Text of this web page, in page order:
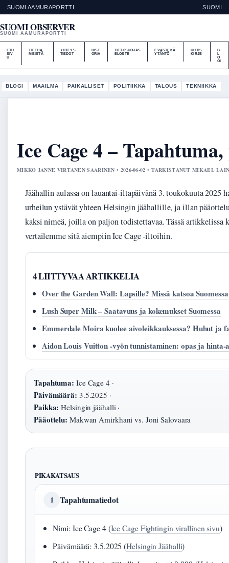
SUOMI AAMURAPORTTI SUOMI
SUOMI OBSERVER
SUOMI AAMURAPORTTI
ETU
SIV
U
TIETOA
MEISTÄ
YHTEYS
TIEDOT
HIST
ORIA
TIETOSUOJAS
ELOSTE
EVÄSTEKÄ
YTÄNTÖ
UUTIS
KIRJE
B
O
GI
BLOGI MAAILMA PAIKALLISET POLITIIKKA TALOUS TEKNIIKKA
Ice Cage 4 –
MIKKO JANNE VIRTANEN SAARINEN • 2026-06-02 • TARKISTANUT MIKAEL
Jäähallin aulassa on lauantai-iltapäivänä 3. toukokuuta 2025
urheilun ystävät yhteen Helsingin jäähallille, ja illan
kaksi nimeä, joilla on paljon todistettavaa. Tässä
vertailemme sitä aiempiin Ice Cage -iltoihin.
4 LIITTYVAA ARTIKKELIA
Over the Garden Wall: Lapsille? Missä katsoa Suomessa
Lush Super Milk – Saatavuus ja kokemukset Suomessa
Emmerdale Moira kuolee aivoleikkauksessa? Huhut ja
Aidon Louis Vuitton -vyön tunnistaminen: opas ja
Tapahtuma: Ice Cage 4 ·
Päivämäärä: 3.5.2025 ·
Paikka: Helsingin jäähalli ·
Pääottelu: Makwan Amirkhani vs. Joni Salovaara
PIKAKATSAUS
1 Tapahtumatiedot
Nimi: Ice Cage 4 (Ice Cage Fightingin virallinen sivu)
Päivämäärä: 3.5.2025 (Helsingin Jäähalli)